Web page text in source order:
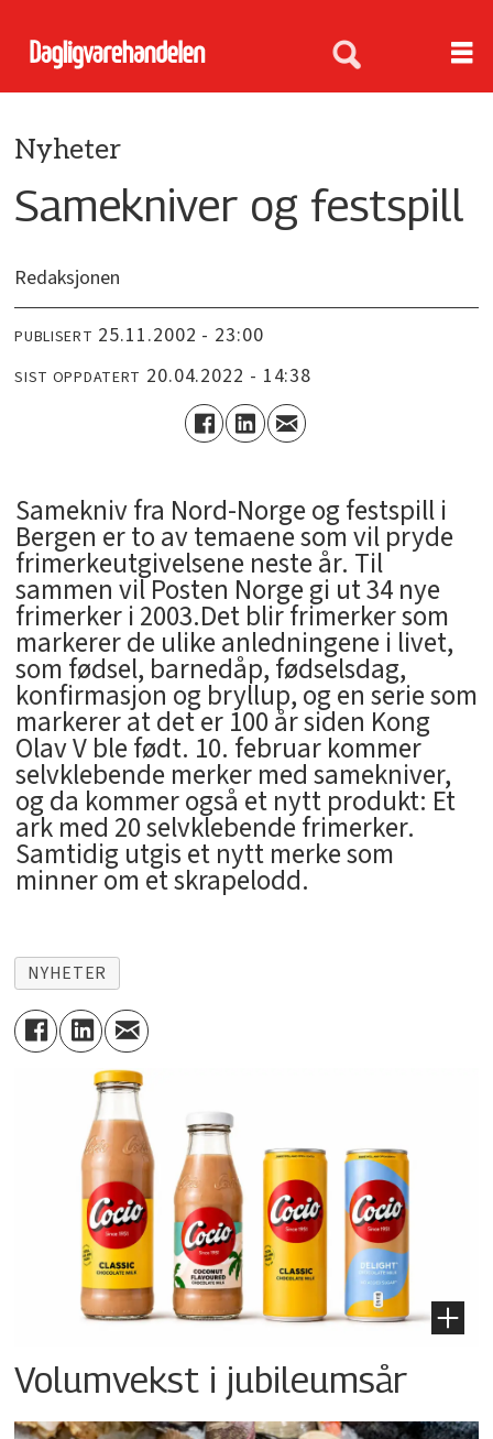
Nyheter
Samekniver og festspill
Redaksjonen
PUBLISERT 25.11.2002 - 23:00
SIST OPPDATERT 20.04.2022 - 14:38
Samekniv fra Nord-Norge og festspill i
Bergen er to av temaene som vil pryde
frimerkeutgivelsene neste år. Til
sammen vil Posten Norge gi ut 34 nye
frimerker i 2003.Det blir frimerker som
markerer de ulike anledningene i livet,
som fødsel, barnedåp, fødselsdag,
konfirmasjon og bryllup, og en serie som
markerer at det er 100 år siden Kong
Olav V ble født. 10. februar kommer
selvklebende merker med samekniver,
og da kommer også et nytt produkt: Et
ark med 20 selvklebende frimerker.
Samtidig utgis et nytt merke som
minner om et skrapelodd.
NYHETER
Volumvekst i jubileumsår